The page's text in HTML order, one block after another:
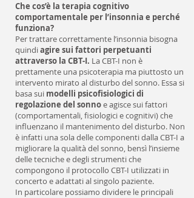
Che cos’è la terapia cognitivo
comportamentale per l’insonnia e perché
funziona?
Per trattare correttamente l’insonnia bisogna
quindiagire sui fattori perpetuanti
attraverso la CBT-I. La CBT-I non è
prettamente una psicoterapia ma piuttosto un
intervento mirato al disturbo del sonno. Essa si
basa sui modelli psicofisiologici di
regolazione del sonnoe agisce sui fattori
(comportamentali, fisiologici e cognitivi) che
influenzano il mantenimento del disturbo. Non
è infatti una sola delle componenti dalla CBT-I a
migliorare la qualità del sonno, bensì l’insieme
delle tecniche e degli strumenti che
compongono il protocollo CBT-I utilizzati in
concerto e adattati al singolo paziente.
In particolare possiamo dividere le principali